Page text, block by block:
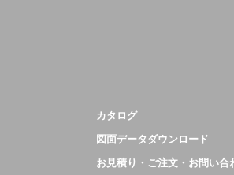
カタログ
図面データダウンロード
お見積り・ご注文・お問い合